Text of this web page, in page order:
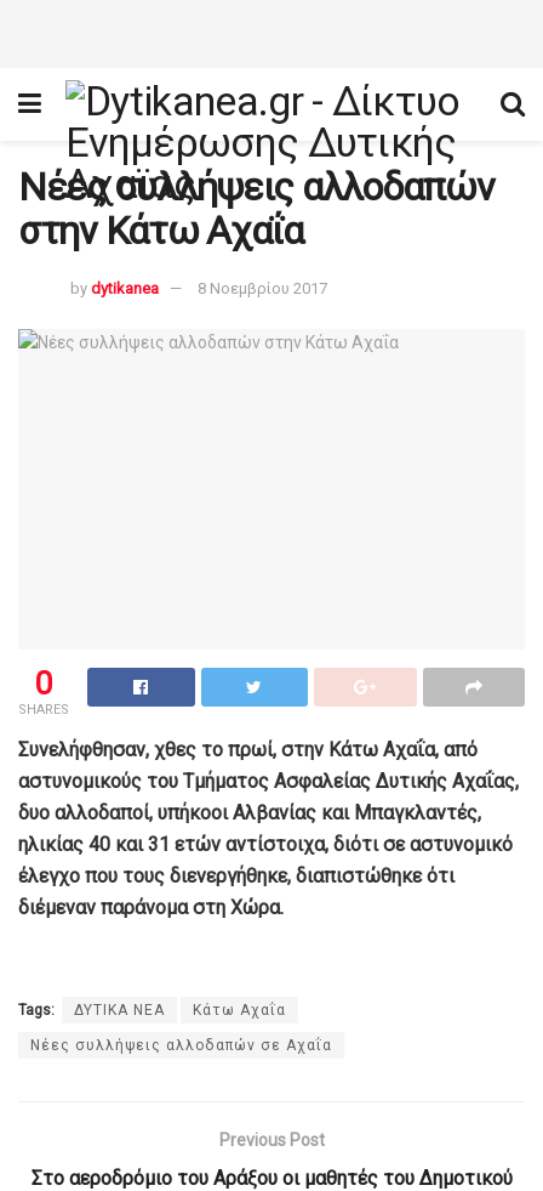
Νέες συλλήψεις αλλοδαπών
στην Κάτω Αχαΐα
by dytikanea 8 Νοεμβρίου 2017
0
SHARES
Συνελήφθησαν, χθες το πρωί, στην Κάτω Αχαΐα, από
αστυνομικούς του Τμήματος Ασφαλείας Δυτικής Αχαΐας,
δυο αλλοδαποί, υπήκοοι Αλβανίας και Μπαγκλαντές,
ηλικίας 40 και 31 ετών αντίστοιχα, διότι σε αστυνομικό
έλεγχο που τους διενεργήθηκε, διαπιστώθηκε ότι
διέμεναν παράνομα στη Χώρα.
Tags: ΔΥΤΙΚΑ ΝΕΑ Κάτω Αχαΐα
Νέες συλλήψεις αλλοδαπών σε Αχαΐα
Previous Post
Στο αεροδρόμιο του Αράξου οι μαθητές του Δημοτικού